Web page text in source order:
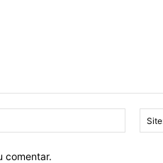
mail:*
comentar.